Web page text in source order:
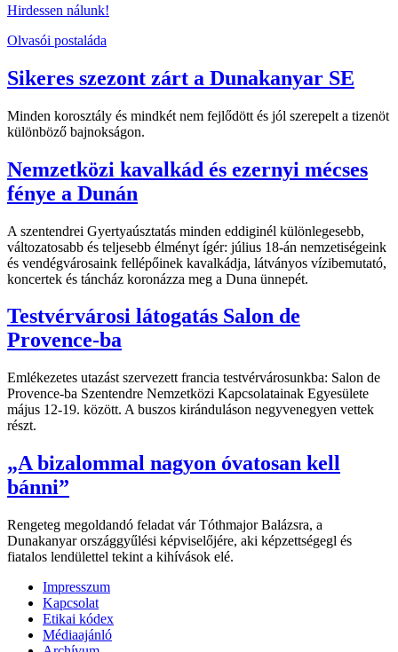
Hirdessen nálunk!
Olvasói postaláda
Sikeres szezont zárt a Dunakanyar SE
Minden korosztály és mindkét nem fejlődött és jól szerepelt a tizenöt
különböző bajnokságon.
Nemzetközi kavalkád és ezernyi mécses
fénye a Dunán
A szentendrei Gyertyaúsztatás minden eddiginél különlegesebb,
változatosabb és teljesebb élményt ígér: július 18-án nemzetiségeink
és vendégvárosaink fellépőinek kavalkádja, látványos vízibemutató,
koncertek és táncház koronázza meg a Duna ünnepét.
Testvérvárosi látogatás Salon de
Provence-ba
Emlékezetes utazást szervezett francia testvérvárosunkba: Salon de
Provence-ba Szentendre Nemzetközi Kapcsolatainak Egyesülete
május 12-19. között. A buszos kiránduláson negyvenegyen vettek
részt.
„A bizalommal nagyon óvatosan kell
bánni”
Rengeteg megoldandó feladat vár Tóthmajor Balázsra, a
Dunakanyar országgyűlési képviselőjére, aki képzettségegl és
fiatalos lendülettel tekint a kihívások elé.
Impresszum
Kapcsolat
Etikai kódex
Médiaajánló